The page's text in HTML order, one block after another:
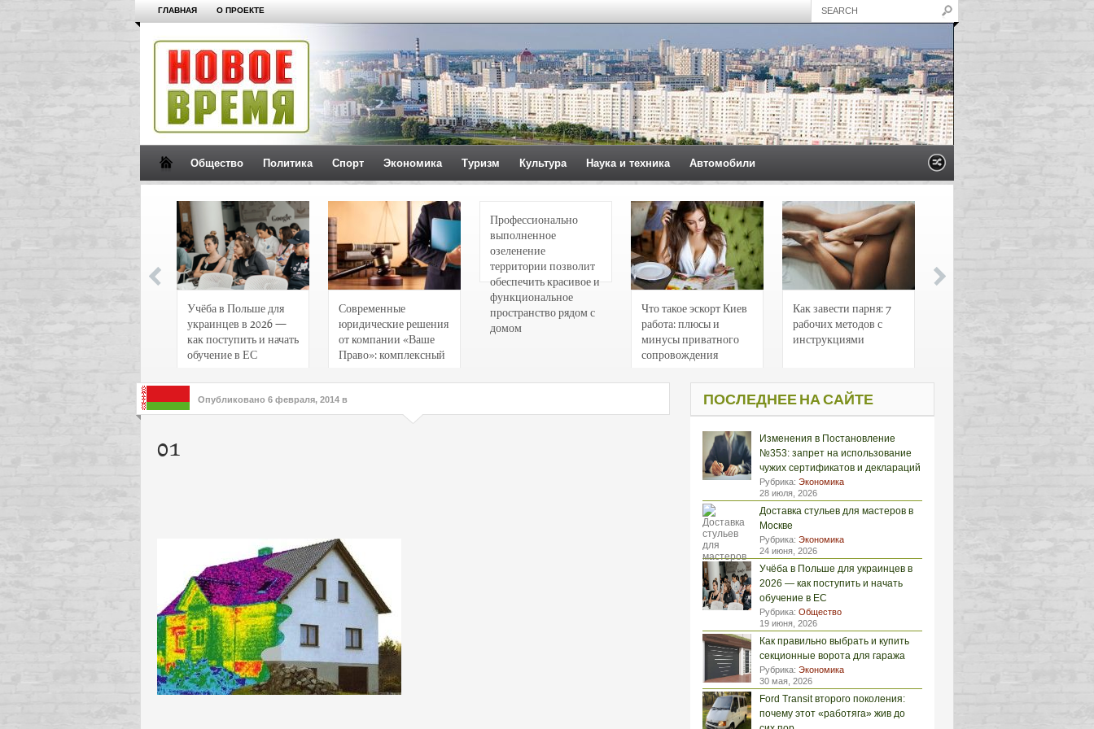
ГЛАВНАЯ О ПРОЕКТЕ
Общество Политика Спорт Экономика Туризм Культура Наука и техника Автомобили
Учёба в Польше для
украинцев в 2026 —
как поступить и начать
обучение в ЕС
Современные
юридические решения
от компании «Ваше
Право»: комплексный
интересов клиентов
Профессионально
выполненное
озеленение
территории позволит
обеспечить красивое и
функциональное
пространство рядом с
домом
Что такое эскорт Киев
работа: плюсы и
минусы приватного
сопровождения
Как завести парня: 7
рабочих методов с
инструкциями
Опубликовано 6 февраля, 2014 в
01
ПОСЛЕДНЕЕ НА САЙТЕ
Изменения в Постановление
№353: запрет на использование
чужих сертификатов и деклараций
Рубрика: Экономика
28 июля, 2026
Доставка стульев для мастеров в
Москве
Рубрика: Экономика
24 июня, 2026
Учёба в Польше для украинцев в
2026 — как поступить и начать
обучение в ЕС
Рубрика: Общество
19 июня, 2026
Как правильно выбрать и купить
секционные ворота для гаража
Рубрика: Экономика
30 мая, 2026
Ford Transit второго поколения:
почему этот «работяга» жив до